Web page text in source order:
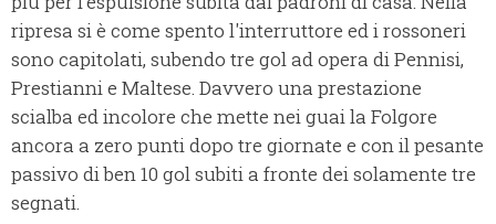
ripresa si è come spento l'interruttore ed i rossoneri
sono capitolati, subendo tre gol ad opera di Pennisi,
Prestianni e Maltese. Davvero una prestazione
scialba ed incolore che mette nei guai la Folgore
ancora a zero punti dopo tre giornate e con il pesante
passivo di ben 10 gol subiti a fronte dei solamente tre
segnati.